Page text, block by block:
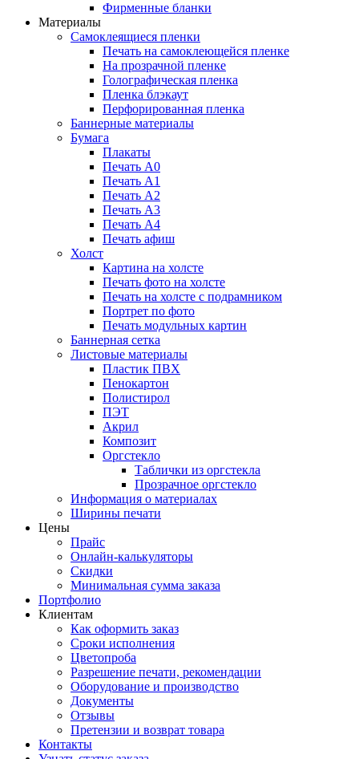
Фирменные бланки
Материалы
Самоклеящиеся пленки
Печать на самоклеющейся пленке
На прозрачной пленке
Голографическая пленка
Пленка блэкаут
Перфорированная пленка
Баннерные материалы
Бумага
Плакаты
Печать А0
Печать А1
Печать А2
Печать А3
Печать А4
Печать афиш
Холст
Картина на холсте
Печать фото на холсте
Печать на холсте с подрамником
Портрет по фото
Печать модульных картин
Баннерная сетка
Листовые материалы
Пластик ПВХ
Пенокартон
Полистирол
ПЭТ
Акрил
Композит
Оргстекло
Таблички из оргстекла
Прозрачное оргстекло
Информация о материалах
Ширины печати
Цены
Прайс
Онлайн-калькуляторы
Скидки
Минимальная сумма заказа
Портфолио
Клиентам
Как оформить заказ
Сроки исполнения
Цветопроба
Разрешение печати, рекомендации
Оборудование и производство
Документы
Отзывы
Претензии и возврат товара
Контакты